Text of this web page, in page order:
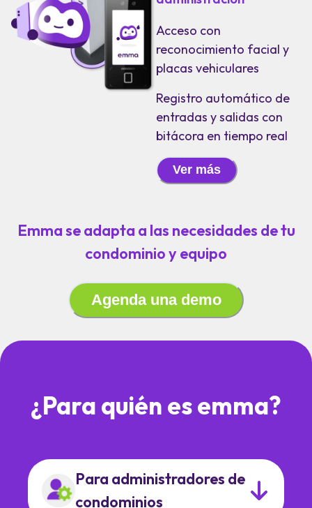
Acceso con
reconocimiento facial y
placas vehiculares
Registro automático de
entradas y salidas con
bitácora en tiempo real
Ver más
Emma se adapta a las necesidades de tu
condominio y equipo
Agenda una demo
¿Para quién es emma?
Para administradores de
condominios